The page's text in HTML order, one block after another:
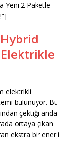
Yeni 2 Paketle
elektrikli
bulunuyor. Bu
çektiği anda
ortaya çıkan
ekstra bir enerji